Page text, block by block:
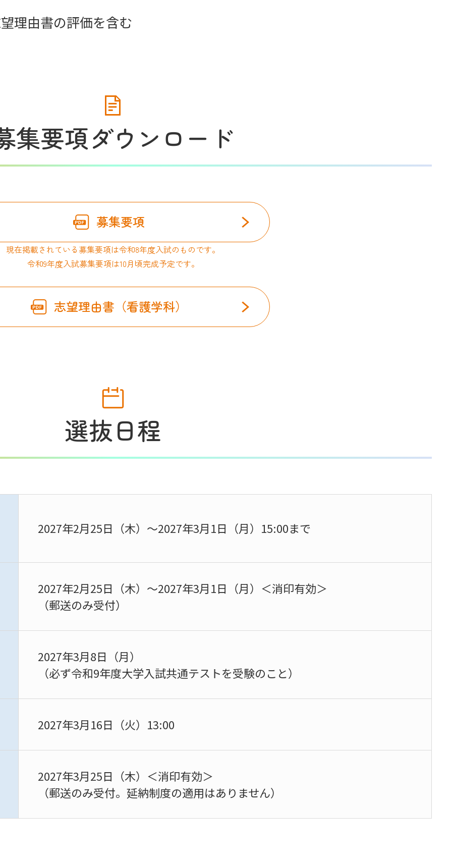
理由書の評価を含む
集要項ダウンロード
募集要項
現在掲載されている募集要項は令和8年度入試のものです。
令和9年度入試募集要項は10月頃完成予定です。
志望理由書（看護学科）
選抜日程
2027年2月25日（木）～2027年3月1日（月）15:00まで
2027年2月25日（木）～2027年3月1日（月） ＜消印有効＞
（郵送のみ受付）
2027年3月8日（月）
（必ず令和9年度大学入試共通テストを受験のこと）
2027年3月16日（火）13:00
2027年3月25日（木） ＜消印有効＞
（郵送のみ受付。延納制度の適用はありません）